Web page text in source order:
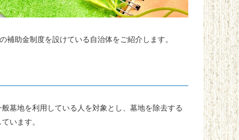
補助金制度を設けている自治体をご紹介します。
墓地を利用している人を対象とし、墓地を除去する
います。